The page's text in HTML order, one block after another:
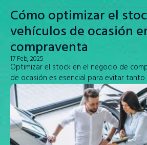
Cómo optimizar el
vehículos de ocasión
compraventa
17 Feb, 2025
Optimizar el stock en el negocio de
de ocasión es esencial para evitar tanto